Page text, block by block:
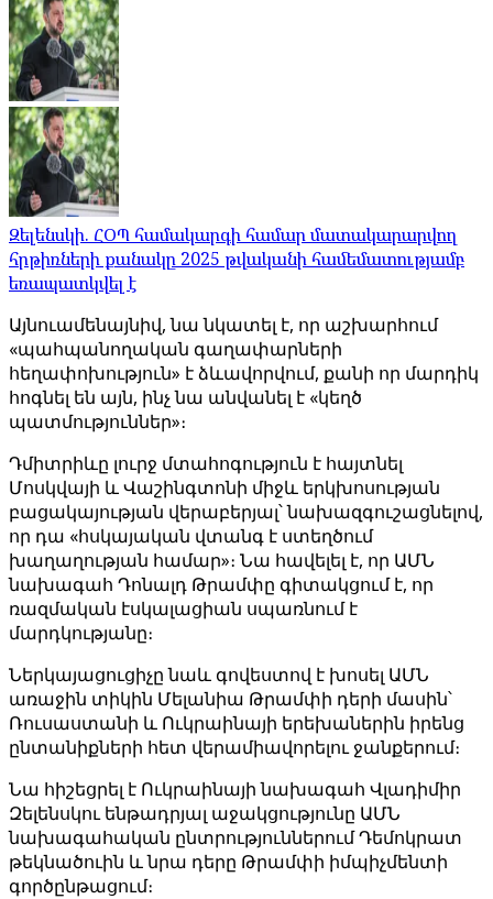
Զելենսկի. ՀՕՊ համակարգի համար մատակարարվող
հրթիռների քանակը 2025 թվականի համեմատությամբ
եռապատկվել է
Այնուամենայնիվ, նա նկատել է, որ աշխարհում
«պահպանողական գաղափարների
հեղափոխություն» է ձևավորվում, քանի որ մարդիկ
հոգնել են այն, ինչ նա անվանել է «կեղծ
պատմություններ»։
Դմիտրիևը լուրջ մտահոգություն է հայտնել
Մոսկվայի և Վաշինգտոնի միջև երկխոսության
բացակայության վերաբերյալ՝ նախազգուշացնելով,
որ դա «հսկայական վտանգ է ստեղծում
խաղաղության համար»։ Նա հավելել է, որ ԱՄՆ
նախագահ Դոնալդ Թրամփը գիտակցում է, որ
ռազմական էսկալացիան սպառնում է
մարդկությանը։
Ներկայացուցիչը նաև գովեստով է խոսել ԱՄՆ
առաջին տիկին Մելանիա Թրամփի դերի մասին՝
Ռուսաստանի և Ուկրաինայի երեխաներին իրենց
ընտանիքների հետ վերամիավորելու ջանքերում։
Նա հիշեցրել է Ուկրաինայի նախագահ Վլադիմիր
Զելենսկու ենթադրյալ աջակցությունը ԱՄՆ
նախագահական ընտրություններում Դեմոկրատ
թեկնածուին և նրա դերը Թրամփի իմպիչմենտի
գործընթացում։